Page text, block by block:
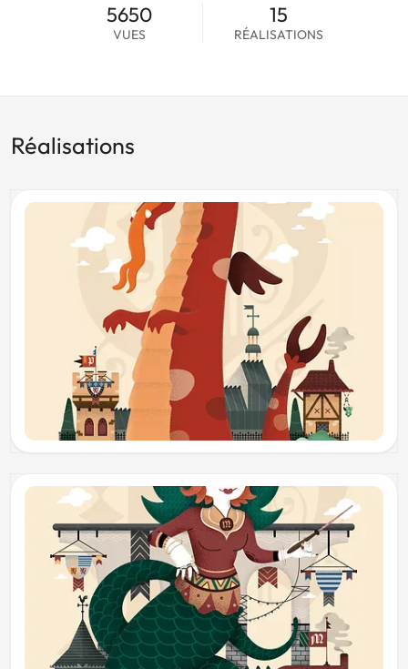
5650
VUES
15
RÉALISATIONS
Réalisations